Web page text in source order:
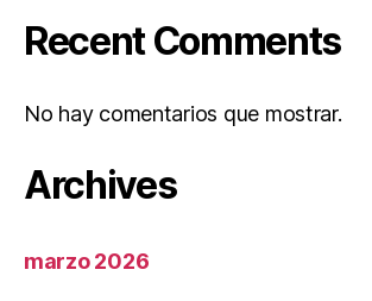
Recent Comments
No hay comentarios que mostrar.
Archives
marzo 2026